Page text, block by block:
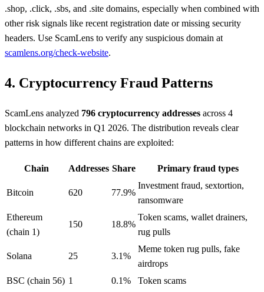
.shop, .click, .sbs, and .site domains, especially when combined with
other risk signals like recent registration date or missing security
headers. Use ScamLens to verify any suspicious domain at
scamlens.org/check-website.
4. Cryptocurrency Fraud Patterns
ScamLens analyzed 796 cryptocurrency addresses across 4
blockchain networks in Q1 2026. The distribution reveals clear
patterns in how different chains are exploited:
Chain Addresses Share Primary fraud types
Bitcoin 620 77.9%
Investment fraud, sextortion,
ransomware
Ethereum
(chain 1)
150 18.8%
Token scams, wallet drainers,
rug pulls
Solana 25 3.1%
Meme token rug pulls, fake
airdrops
BSC (chain 56) 1 0.1% Token scams